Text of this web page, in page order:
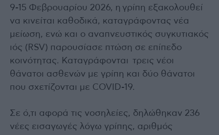
9-15 Φεβρουαρίου 2026, η γρίπη εξακολουθεί
να κινείται καθοδικά, καταγράφοντας νέα
μείωση, ενώ και ο αναπνευστικός συγκυτιακός
ιός (RSV) παρουσίασε πτώση σε επίπεδο
κοινότητας. Καταγράφονται τρεις νέοι
θάνατοι ασθενών με γρίπη και δύο θάνατοι
που σχετίζονται με COVID-19.
Σε ό,τι αφορά τις νοσηλείες, δηλώθηκαν 236
νέες εισαγωγές λόγω γρίπης, αριθμός